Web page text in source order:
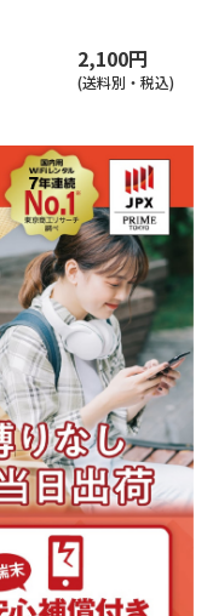
2,100円
(送料別・税込)